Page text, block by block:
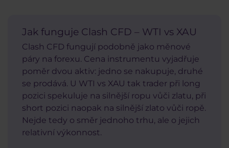
Jak funguje Clash CFD – WTI vs XAU
Clash CFD fungují podobně jako měnové
páry na forexu. Cena instrumentu vyjadřuje
poměr dvou aktiv: jedno se nakupuje, druhé
se prodává. U WTI vs XAU tak trader při long
pozici spekuluje na silnější ropu vůči zlatu, při
short pozici naopak na silnější zlato vůči ropě.
Nejde tedy o směr jednoho trhu, ale o jejich
relativní výkonnost.